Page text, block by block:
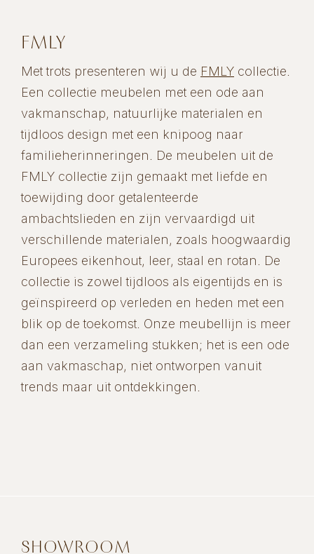
FMLY
Met trots presenteren wij u de FMLY collectie.
Een collectie meubelen met een ode aan
vakmanschap, natuurlijke materialen en
tijdloos design met een knipoog naar
familieherinneringen. De meubelen uit de
FMLY collectie zijn gemaakt met liefde en
toewijding door getalenteerde
ambachtslieden en zijn vervaardigd uit
verschillende materialen, zoals hoogwaardig
Europees eikenhout, leer, staal en rotan. De
collectie is zowel tijdloos als eigentijds en is
geïnspireerd op verleden en heden met een
blik op de toekomst. Onze meubellijn is meer
dan een verzameling stukken; het is een ode
aan vakmaschap, niet ontworpen vanuit
trends maar uit ontdekkingen.
SHOWROOM